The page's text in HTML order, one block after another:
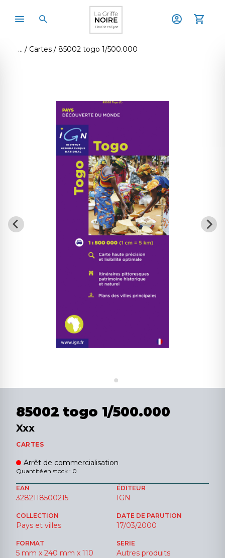
Cartes 85002 togo 1/500.000
85002 togo 1/500.000
Xxx
CARTES
Arrêt de commercialisation
Quantité en stock : 0
EAN
3282118500215
ÉDITEUR
IGN
COLLECTION
Pays et villes
DATE DE PARUTION
17/03/2000
FORMAT
5 mm x 240 mm x 110
SERIE
Autres produits